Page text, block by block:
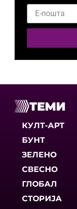
ТЕМИ
КУЛТ-АРТ
БУНТ
ЗЕЛЕНО
СВЕСНО
ГЛОБАЛ
СТОРИЈА